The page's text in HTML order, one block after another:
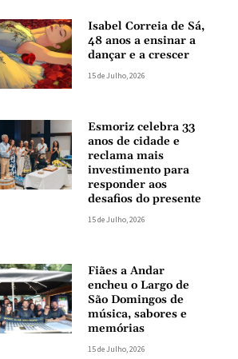
Isabel Correia de Sá,
48 anos a ensinar a
dançar e a crescer
15 de Julho, 2026
Esmoriz celebra 33
anos de cidade e
reclama mais
investimento para
responder aos
desafios do presente
15 de Julho, 2026
Fiães a Andar
encheu o Largo de
São Domingos de
música, sabores e
memórias
15 de Julho, 2026